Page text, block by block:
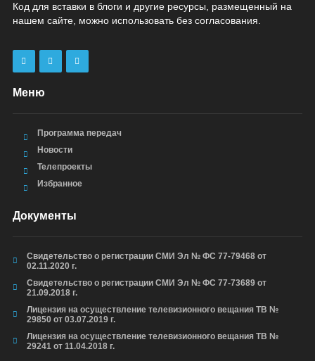
Код для вставки в блоги и другие ресурсы, размещенный на
нашем сайте, можно использовать без согласования.
Меню
Программа передач
Новости
Телепроекты
Избранное
Документы
Свидетельство о регистрации СМИ Эл № ФС 77-79468 от
02.11.2020 г.
Свидетельство о регистрации СМИ Эл № ФС 77-73689 от
21.09.2018 г.
Лицензия на осуществление телевизионного вещания ТВ №
29850 от 03.07.2019 г.
Лицензия на осуществление телевизионного вещания ТВ №
29241 от 11.04.2018 г.